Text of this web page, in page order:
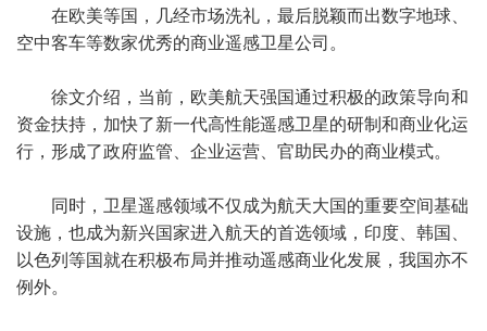
在欧美等国，几经市场洗礼，最后脱颖而出数字地球、
空中客车等数家优秀的商业遥感卫星公司。
徐文介绍，当前，欧美航天强国通过积极的政策导向和
资金扶持，加快了新一代高性能遥感卫星的研制和商业化运
行，形成了政府监管、企业运营、官助民办的商业模式。
同时，卫星遥感领域不仅成为航天大国的重要空间基础
设施，也成为新兴国家进入航天的首选领域，印度、韩国、
以色列等国就在积极布局并推动遥感商业化发展，我国亦不
例外。